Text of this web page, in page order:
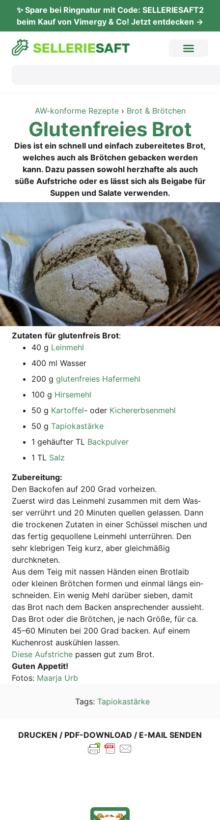
✨ Spare bei Ringnatur mit Code: SELLERIESAFT2
beim Kauf von Vimergy & Co! Jetzt entdecken →
AW-konforme Rezepte› Brot & Brötchen
Glu­ten­frei­es Brot
Dies ist ein schnell und einfach zubereitetes Brot,
welches auch als Brötchen gebacken werden
kann. Dazu passen sowohl herzhafte als auch
süße Aufstriche oder es lässt sich als Beigabe für
Suppen und Salate verwenden.
Zuta­ten für glu­ten­freis Brot:
40 g Lein­mehl
400 ml Wasser
200 g glu­ten­frei­es Hafer­mehl
100 g Hir­se­mehl
50 g Kar­tof­fel- oder Kicher­erb­sen­mehl
50 g Tapio­ka­s­tär­ke
1 gehäuf­ter TL Back­pul­ver
1 TL Salz
Zube­rei­tung:
Den Back­ofen auf 200 Grad vorheizen.
Zuerst wird das Lein­mehl zusam­men mit dem Was­
ser ver­rührt und 20 Minu­ten quel­len gelas­sen. Dann
die tro­cke­nen Zuta­ten in einer Schüs­sel mischen und
das fer­tig gequol­le­ne Lein­mehl unter­rüh­ren. Den
sehr kleb­ri­gen Teig kurz, aber gleich­mä­ßig
durchkneten.
Aus dem Teig mit nas­sen Hän­den einen Brot­laib
oder klei­nen Bröt­chen for­men und ein­mal längs ein­
schnei­den. Ein wenig Mehl dar­über sie­ben, damit
das Brot nach dem Backen anspre­chen­der aus­sieht.
Das Brot oder die Bröt­chen, je nach Grö­ße, für ca.
45–60 Minu­ten bei 200 Grad backen. Auf einem
Kuchen­rost aus­küh­len lassen.
Die­se Auf­stri­che pas­sen gut zum Brot.
Guten Appe­tit!
Fotos: Maar­ja Urb
Tags: Tapiokastärke
DRUCKEN / PDF-DOWNLOAD / E-MAIL SENDEN